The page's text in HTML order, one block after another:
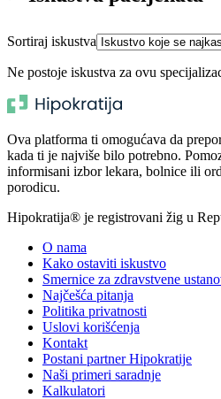
Sortiraj iskustva
Ne postoje iskustva za ovu
Ova platforma ti omogućava da
kada ti je najviše bilo potrebno.
informisani izbor lekara, bolnice ili
porodicu.
Hipokratija® je registrovani žig u
O nama
Kako ostaviti iskustvo
Smernice za zdravstvene
Najčešća pitanja
Politika privatnosti
Uslovi korišćenja
Kontakt
Postani partner Hipokratije
Naši primeri saradnje
Kalkulatori